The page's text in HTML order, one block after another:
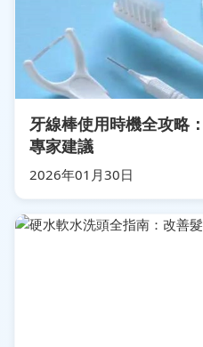
牙線棒使用時機全攻略
專家建議
2026年01月30日